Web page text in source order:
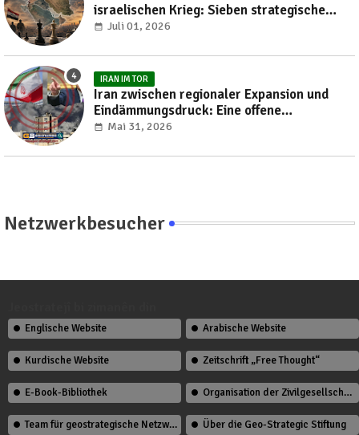
israelischen Krieg: Sieben strategische
Transformationen, die die Region bis 2030
Juli 01, 2026
IRAN IM TOR
Iran zwischen regionaler Expansion und
Eindämmungsdruck: Eine offene
Verhandlung über die Neuordnung des
Mai 31, 2026
Netzwerkbesucher
Englische Website Arabische Website
Kurdische Website Zeitschrift „Free Thought“
E-Book-Bibliothek Organisation der Zivilgesellschaft
Team für geostrategische Netzwerkstudien Über die Geo-Strategic Stiftung